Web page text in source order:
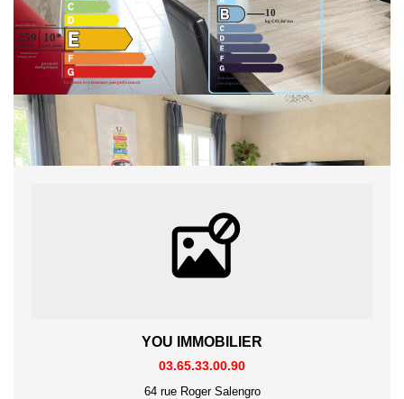
Partager :
YOU IMMOBILIER
03.65.33.00.90
64 rue Roger Salengro